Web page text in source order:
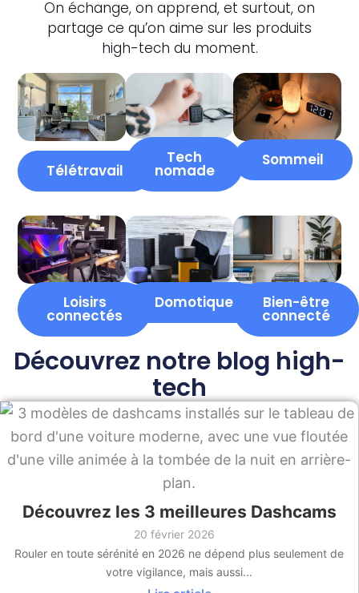
On échange, on apprend, et surtout, on
partage ce qu’on aime sur les produits
high-tech du moment.
Télétravail
Tech
nomade
Sommeil
Loisirs
connectés
Domotique Bien-être
connecté
Découvrez notre blog high-
tech
Découvrez les 3 meilleures Dashcams
20 février 2026
Rouler en toute sérénité en 2026 ne dépend plus seulement de
votre vigilance, mais aussi...